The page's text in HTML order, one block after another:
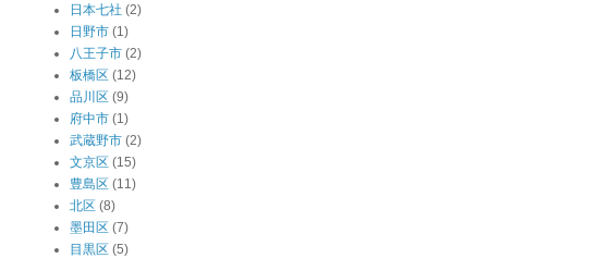
日本七社 (2)
日野市 (1)
八王子市 (2)
板橋区 (12)
品川区 (9)
府中市 (1)
武蔵野市 (2)
文京区 (15)
豊島区 (11)
北区 (8)
墨田区 (7)
目黒区 (5)